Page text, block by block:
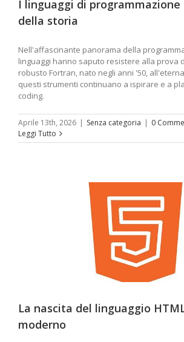
I linguaggi di programmazione
della storia
Nell'affascinante panorama della
linguaggi hanno saputo resistere alla prova
robusto Fortran, nato negli anni '50,
questi strumenti continuano a ispirare e a
coding.
Aprile 13th, 2026 | Senza categoria | 0
Leggi Tutto
La nascita del linguaggio
moderno